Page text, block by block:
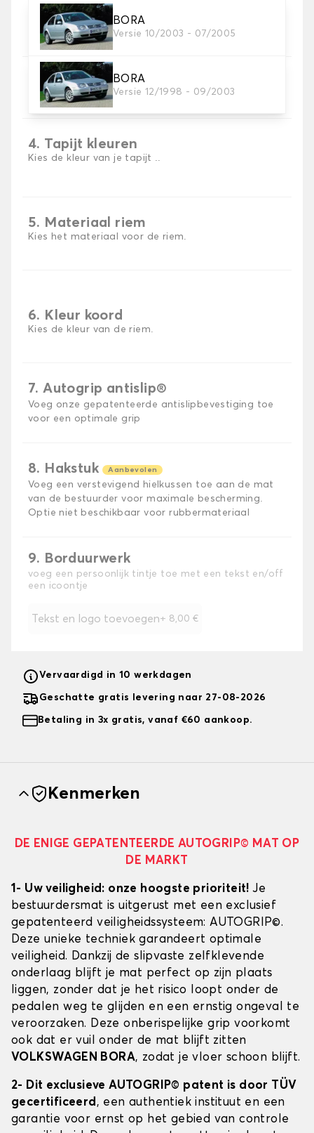
BORA
Versie 10/2003 - 07/2005
BORA
Versie 12/1998 - 09/2003
2. Materiaal
Kies het materiaal van uw automatten
3. Aantal matten
Selecteer het aantal automatten dat je nodig hebt.
4. Tapijt kleuren
Kies de kleur van je tapijt ..
5. Materiaal riem
Kies het materiaal voor de riem.
6. Kleur koord
Kies de kleur van de riem.
7. Autogrip antislip®
Voeg onze gepatenteerde antislipbevestiging toe
voor een optimale grip
8. Hakstuk Aanbevolen
Voeg een verstevigend hielkussen toe aan de mat
van de bestuurder voor maximale bescherming.
Optie niet beschikbaar voor rubbermateriaal
9. Borduurwerk
voeg een persoonlijk tintje toe met een tekst en/off
een icoontje
Tekst en logo toevoegen+ 8,00 €
Vervaardigd in 10 werkdagen
Geschatte gratis levering naar 27-08-2026
Betaling in 3x gratis, vanaf €60 aankoop.
Kenmerken
DE ENIGE GEPATENTEERDE AUTOGRIP© MAT OP
DE MARKT
1- Uw veiligheid: onze hoogste prioriteit!Je
bestuurdersmat is uitgerust met een exclusief
gepatenteerd veiligheidssysteem: AUTOGRIP©.
Deze unieke techniek garandeert optimale
veiligheid. Dankzij de slipvaste zelfklevende
onderlaag blijft je mat perfect op zijn plaats
liggen, zonder dat je het risico loopt onder de
pedalen weg te glijden en een ernstig ongeval te
veroorzaken. Deze onberispelijke grip voorkomt
ook dat er vuil onder de mat blijft zitten
VOLKSWAGEN BORA, zodat je vloer schoon blijft.
2- Dit exclusieve AUTOGRIP© patent is door TÜV
gecertificeerd, een authentiek instituut en een
garantie voor ernst op het gebied van controle